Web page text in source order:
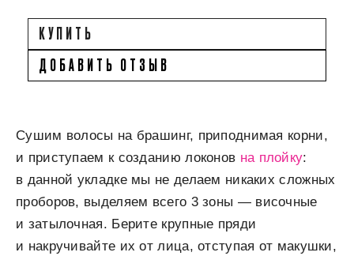
КУПИТЬ
ДОБАВИТЬ ОТЗЫВ
Сушим волосы на брашинг, приподнимая корни,
и приступаем к созданию локонов на плойку:
в данной укладке мы не делаем никаких сложных
проборов, выделяем всего 3 зоны — височные
и затылочная. Берите крупные пряди
и накручивайте их от лица, отступая от макушки,